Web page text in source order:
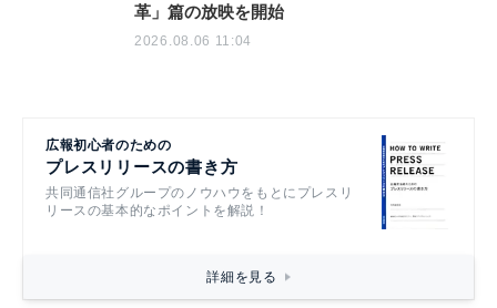
革」篇の放映を開始
2026.08.06 11:04
広報初心者のための
プレスリリースの書き方
共同通信社グループのノウハウをもとにプレスリ
リースの基本的なポイントを解説！
詳細を見る